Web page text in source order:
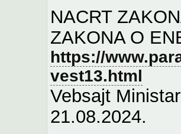
NACRT
ZAKONA O
https://
vest13.html
Vebsajt
21.08.2024.